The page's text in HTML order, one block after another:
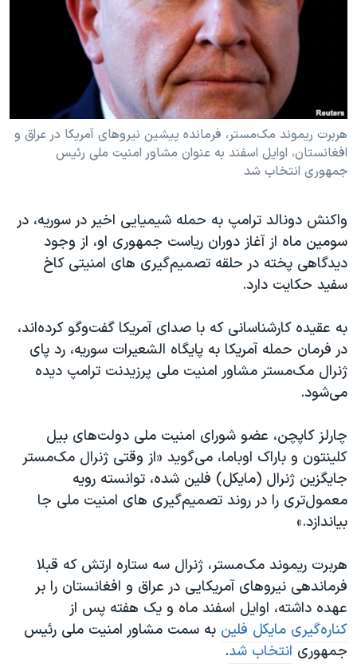
فرهنگ و زندگی
حقوق شهروندی
اقتصادی
علم و فناوری
اسرائیل در جنگ
گالری عکس
مستندها
انتخابات ریاست جمهوری آمریکا ۲۰۲۴
حمله جمهوری اسلامی به اسرائیل
رمز مهسا
ورزش زنان در ایران
اعتراضات زن، زندگی، آزادی
تریبونال مردمی آبان ۹۸
دادگاه حمید نوری
چهل سال گروگان‌گیری
اعتراضات مردمی آبان ۹۸
اسرائیل در جنگ
نرگس محمدی برنده جایزه نوبل صلح
صفحه‌های ویژه
سفر پرزیدنت ترامپ به چین
دنبال کنید
زبانهای مختلف
هربرت ریموند مک‌مستر، فرمانده پیشین نیروهای آمریکا در عراق و
افغانستان، اوایل اسفند به عنوان مشاور امنیت ملی رئیس
جمهوری انتخاب شد
واکنش دونالد ترامپ به حمله شیمیایی اخیر در سوریه، در
سومین ماه از آغاز دوران ریاست جمهوری او، از وجود
دیدگاهی پخته در حلقه تصمیم‌گیری های امنیتی کاخ
سفید حکایت دارد.
به عقیده کارشناسانی که با صدای آمریکا گفت‌وگو کرده‌‌اند،
در فرمان حمله آمریکا به پایگاه الشعیرات سوریه، رد پای
ژنرال مک‌مستر مشاور امنیت ملی پرزیدنت ترامپ دیده
می‌شود.
چارلز کاپچن، عضو شورای امنیت ملی دولت‌های بیل
کلینتون و باراک اوباما، می‌گوید «از وقتی ژنرال مک‌مستر
جایگزین ژنرال (مایکل) فلین شده، توانسته رویه
معمول‌تری را در روند تصمیم‌گیری های امنیت ملی جا
بیاندازد.»
هربرت ریموند مک‌مستر، ژنرال سه ستاره ارتش که قبلا
فرماندهی نیروهای آمریکایی در عراق و افغانستان را بر
عهده داشته، اوایل اسفند ماه و یک هفته پس از
کناره‌گیری مایکل فلین به سمت مشاور امنیت ملی رئیس
جمهوری انتخاب شد.